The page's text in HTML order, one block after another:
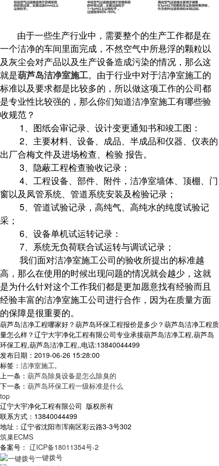
由于一些生产行业中，需要整个的生产工作都是在
一个洁净的车间里面完成，不然空气中所悬浮的颗粒以
及灰尘会对产品以及生产设备造成污染的情况，那么这
就是葫芦岛洁净室施工。由于行业中对于洁净室施工的
标准以及要求都是比较多的，所以做这项工作的公司都
是专业性比较强的，那么你们知道洁净室施工有哪些验
收规范？
1、图纸会审记录、设计变更通知书和竣工图：
2、主要材料、设备、成品、半成品和仪器、仪表的
出厂合梅文件及进场检查、检验 报告。
3、隐蔽工程检查验收记录；
4、工程设备、部件、附件，洁净室墙体、顶棚、门
窗以及凤管系统、管道系统安装及检验记录；
5、管道试验记录，高纯气、高纯水的纯度试验记
采；
6、设备单机试运转记录：
7、系统无负荷联合试运转与调试记录；
我们面对洁净室施工公司的验收所提出的标准越
高，那么在使用的时候出现问题的情况就会越少，这就
是为什么针对这个工作我们都是更加愿意找有经验而且
经验丰富的洁净室施工公司进行合作，因为在质量方面
的保障是很重要的。
葫芦岛洁净工程哪家好？葫芦岛环保工程报价是多少？葫芦岛洁净工程质
量怎么样？辽宁大宇净化工程有限公司专业承接葫芦岛洁净工程,葫芦岛
环保工程,葫芦岛洁净工程,,电话:13840044499
发布日期：2019-06-26 15:28:00
标签： 洁净室施工,
上一条： 葫芦岛除臭设备是怎么除臭的
下一条： 葫芦岛环保工程一级标准是什么
top
辽宁大宇净化工程有限公司 版权所有
联系方式：13840044499
地址：辽宁省沈阳市浑南区彩云路3-3号302
筑巢ECMS
备案号： 辽ICP备18011354号-2
一键拨号